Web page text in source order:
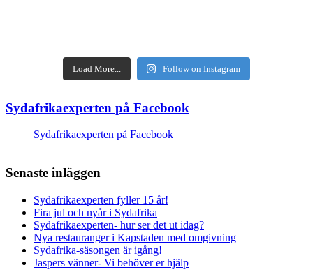
Load More... Follow on Instagram
Sydafrikaexperten på Facebook
Sydafrikaexperten på Facebook
Senaste inläggen
Sydafrikaexperten fyller 15 år!
Fira jul och nyår i Sydafrika
Sydafrikaexperten- hur ser det ut idag?
Nya restauranger i Kapstaden med omgivning
Sydafrika-säsongen är igång!
Jaspers vänner- Vi behöver er hjälp